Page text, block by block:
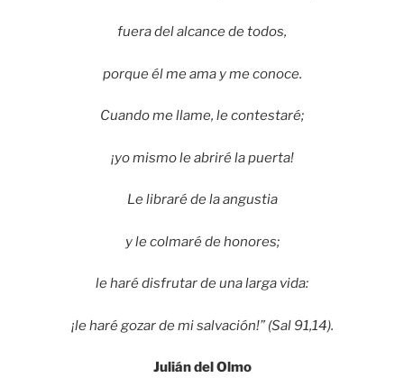
fuera del alcance de todos,
porque él me ama y me conoce.
Cuando me llame, le contestaré;
¡yo mismo le abriré la puerta!
Le libraré de la angustia
y le colmaré de honores;
le haré disfrutar de una larga vida:
¡le haré gozar de mi salvación!” (Sal 91,14).
Julián del Olmo